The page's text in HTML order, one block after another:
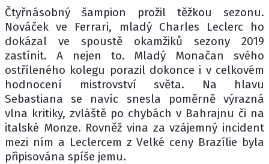
Čtyřnásobný šampion prožil těžkou sezonu.
Nováček ve Ferrari, mladý Charles Leclerc ho
dokázal ve spoustě okamžiků sezony 2019
zastínit. A nejen to. Mladý Monačan svého
ostříleného kolegu porazil dokonce i v celkovém
hodnocení mistrovství světa. Na hlavu
Sebastiana se navíc snesla poměrně výrazná
vlna kritiky, zvláště po chybách v Bahrajnu či na
italské Monze. Rovněž vina za vzájemný incident
mezi ním a Leclercem z Velké ceny Brazílie byla
připisována spíše jemu.